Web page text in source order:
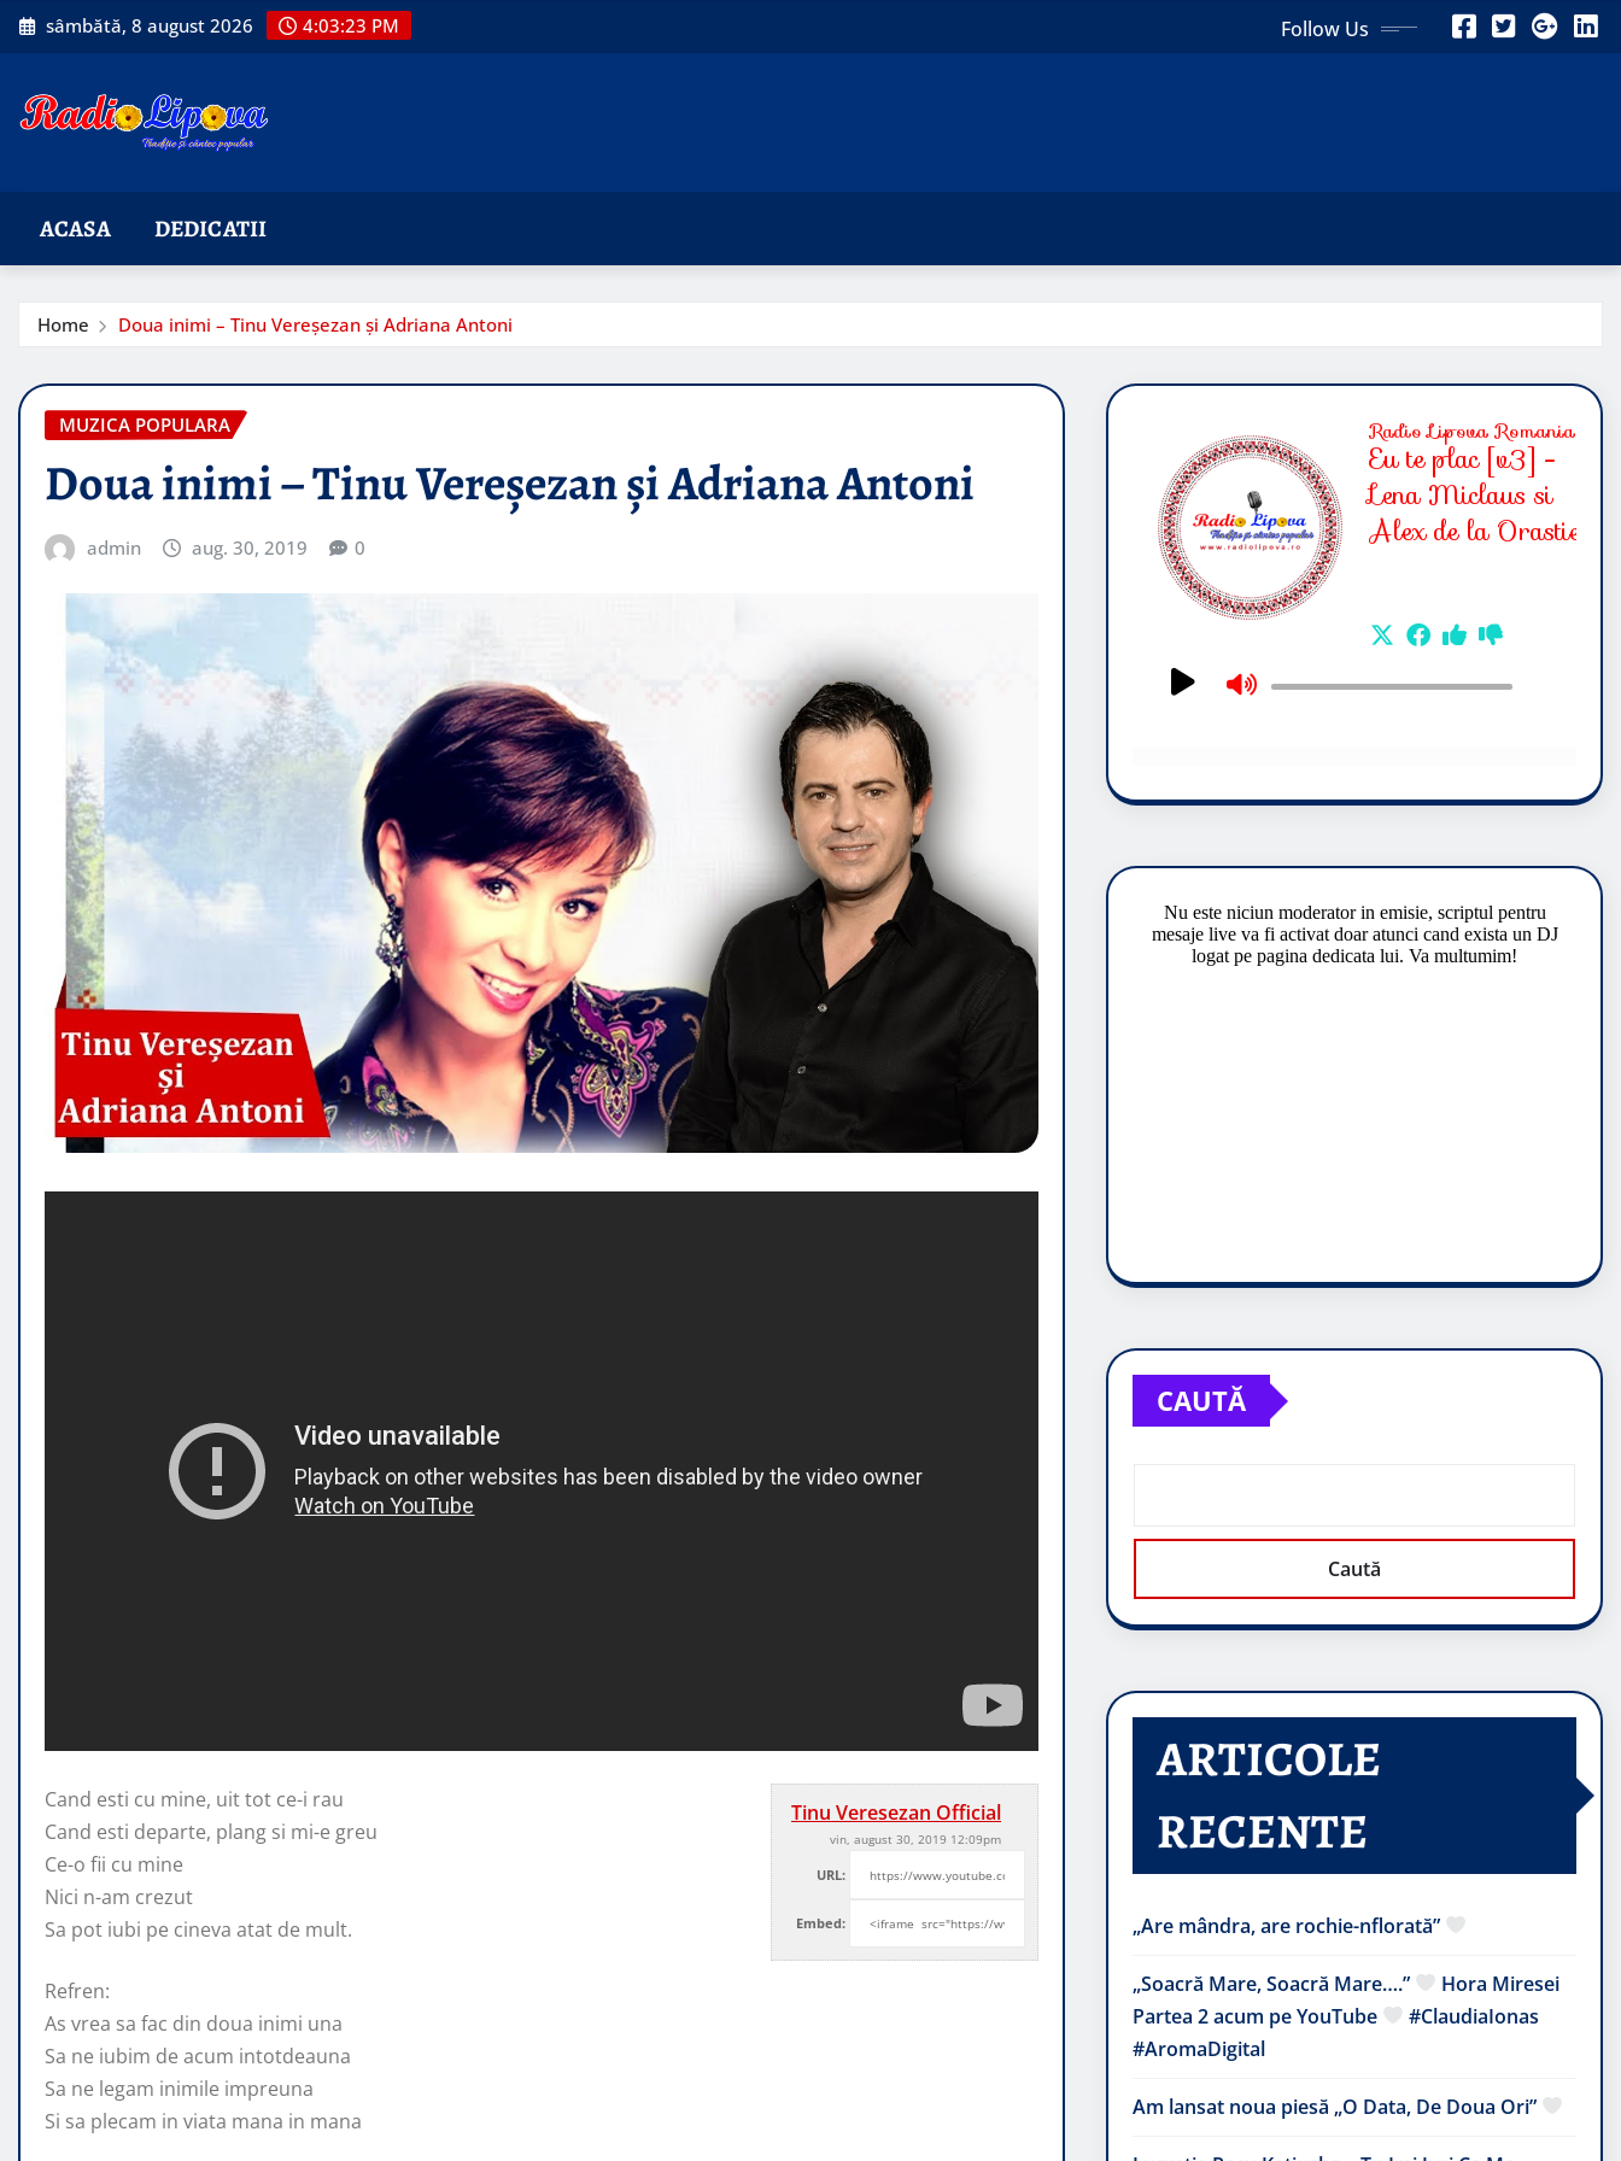
Skip
to
sâmbătă, 8 august 2026 4:03:24 PM Follow Us
ACASA DEDICATII
Home Doua inimi – Tinu Vereşezan și Adriana Antoni
MUZICA POPULARA
Doua inimi – Tinu Vereşezan și Adriana Antoni
admin aug. 30, 2019 0
Tinu Veresezan Official
vin, august 30, 2019 12:09pm
URL:
Embed:
Cand esti cu mine, uit tot ce-i rau
Cand esti departe, plang si mi-e greu
Ce-o fii cu mine
Nici n-am crezut
Sa pot iubi pe cineva atat de mult.
Refren:
As vrea sa fac din doua inimi una
Sa ne iubim de acum intotdeauna
Sa ne legam inimile impreuna
Si sa plecam in viata mana in mana
CAUTĂ
Caută
ARTICOLE
RECENTE
„Are mândra, are rochie-nflorată”
„Soacră Mare, Soacră Mare….”
Hora Miresei
Partea 2 acum pe YouTube
#ClaudiaIonas
#AromaDigital
Am lansat noua piesă „O Data, De Doua Ori”